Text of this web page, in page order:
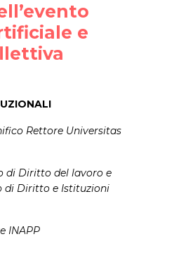
e
Rettore Universitas
di Diritto del lavoro e
di Diritto e Istituzioni
INAPP